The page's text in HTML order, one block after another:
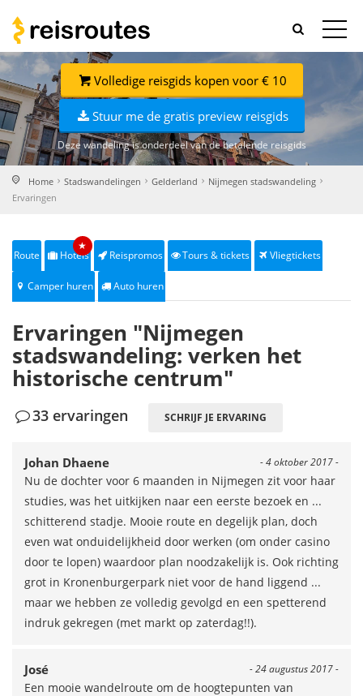
Volledige reisgids kopen voor € 10
Stuur me de gratis preview reisgids
Deze wandeling is onderdeel van de betalende reisgids
Home Stadswandelingen Gelderland
Nijmegen stadswandeling
Ervaringen
Route Hotels
★
Reispromos Tours & tickets Vliegtickets
Camper huren Auto huren
Ervaringen "Nijmegen
stadswandeling: verken het
historische centrum"
33 ervaringen SCHRIJF JE ERVARING
- 4 oktober 2017 -
Johan Dhaene
Nu de dochter voor 6 maanden in Nijmegen zit voor haar
studies, was het uitkijken naar een eerste bezoek en ...
schitterend stadje. Mooie route en degelijk plan, doch
even wat onduidelijkheid door werken (om onder casino
door te lopen) waardoor plan noodzakelijk is. Ook richting
grot in Kronenburgerpark niet voor de hand liggend ...
maar we hebben ze volledig gevolgd en een spetterend
indruk gekregen (met markt op zaterdag!!).
- 24 augustus 2017 -
José
Een mooie wandelroute om de hoogtepunten van